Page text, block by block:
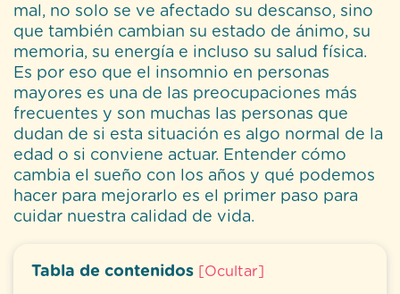
mal, no solo se ve afectado su descanso, sino
que también cambian su estado de ánimo, su
memoria, su energía e incluso su salud física.
Es por eso que el insomnio en personas
mayores es una de las preocupaciones más
frecuentes y son muchas las personas que
dudan de si esta situación es algo normal de la
edad o si conviene actuar. Entender cómo
cambia el sueño con los años y qué podemos
hacer para mejorarlo es el primer paso para
cuidar nuestra calidad de vida.
Tabla de contenidos Ocultar